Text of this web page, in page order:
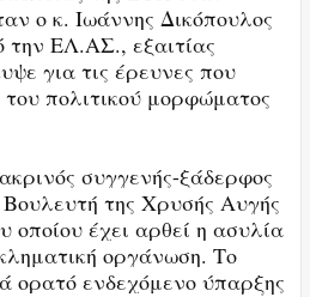
ο κ. Ιωάννης Δικόπουλος
την ΕΛ.ΑΣ., εξαιτίας
για τις έρευνες που
πολιτικού μορφώματος
συγγενής-ξάδερφος
της Χρυσής Αυγής
οποίου έχει αρθεί η ασυλία
οργάνωση. Το
ενδεχόμενο ύπαρξης